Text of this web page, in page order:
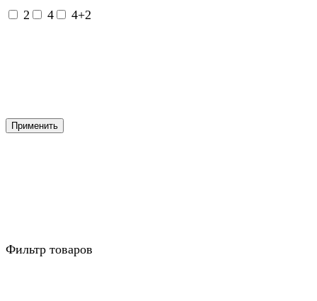
2 4 4+2
Применить
Фильтр товаров